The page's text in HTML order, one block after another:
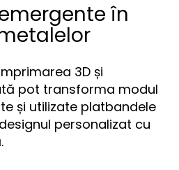
în
3D și
pot transforma modul
și utilizate platbandele
personalizat cu